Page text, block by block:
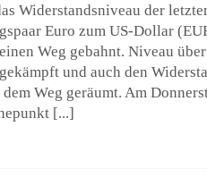
Widerstandsniveau der
Euro zum US-Dollar
Weg gebahnt. Niveau
und auch den
Weg geräumt. Am
[...]